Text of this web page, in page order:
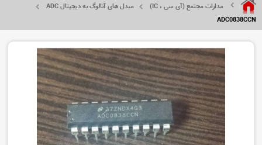
مدارات مجتمع (آی سی ، IC)
مبدل های آنالوگ به دیجیتال ADC
ADC0838CCN